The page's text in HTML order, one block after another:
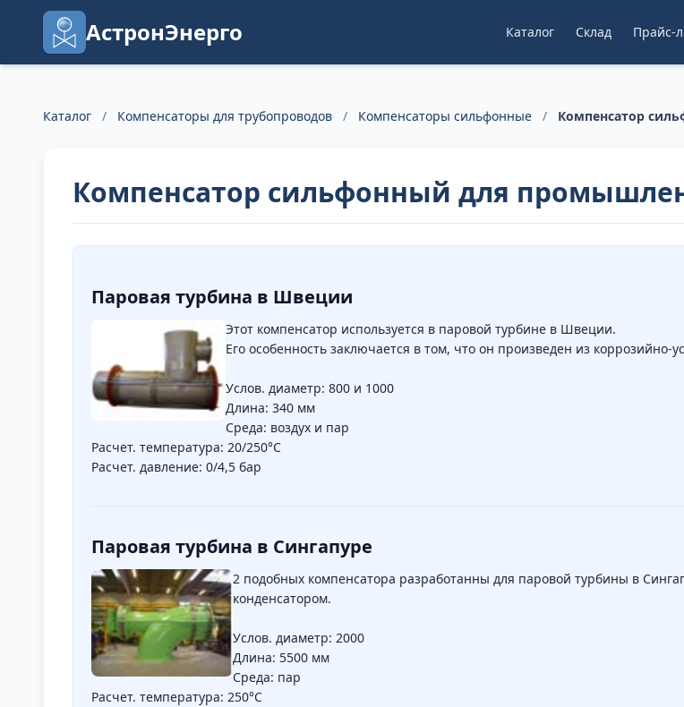
АстронЭнерго Каталог Склад Прайс-
Каталог / Компенсаторы для трубопроводов / Компенсаторы сильфонные / Компенсатор
Компенсатор сильфонный для
Паровая турбина в Швеции
Этот компенсатор используется в паровой турбине в Швеции.
Его особенность заключается в том, что он произведен из коррозийно-
Услов. диаметр: 800 и 1000
Длина: 340 мм
Среда: воздух и пар
Расчет. температура: 20/250°C
Расчет. давление: 0/4,5 бар
Паровая турбина в Сингапуре
2 подобных компенсатора разработанны для паровой турбины в
конденсатором.
Услов. диаметр: 2000
Длина: 5500 мм
Среда: пар
Расчет. температура: 250°C